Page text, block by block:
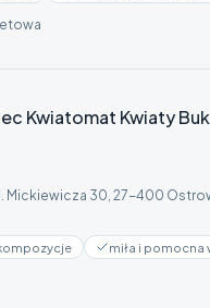
Kwiatomat Kwiaty
ul. Mickiewicza 30, 27-400
miła i pomocna